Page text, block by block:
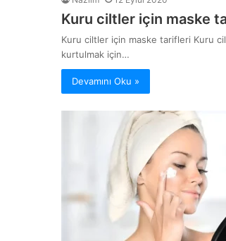
Kuru ciltler için maske
Kuru ciltler için maske tarifleri Kuru
kurtulmak için…
Devamını Oku »